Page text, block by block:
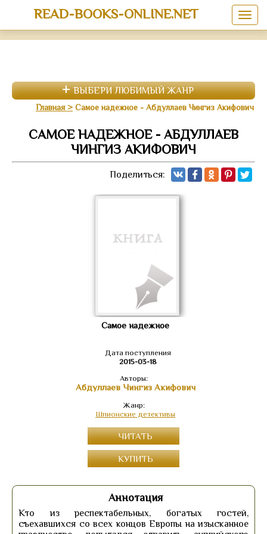
READ-BOOKS-ONLINE.NET
ВЫБЕРИ ЛЮБИМЫЙ ЖАНР
Главная Самое надежное - Абдуллаев Чингиз Акифович
САМОЕ НАДЕЖНОЕ - АБДУЛЛАЕВ
ЧИНГИЗ АКИФОВИЧ
Поделиться:
Самое надежное
Дата поступления
2015-03-18
Авторы:
Абдуллаев Чингиз Акифович
Жанр:
Шпионские детективы
ЧИТАТЬ
КУПИТЬ
Аннотация
Кто из респектабельных, богатых гостей,
съехавшихся со всех концов Европы на изысканное